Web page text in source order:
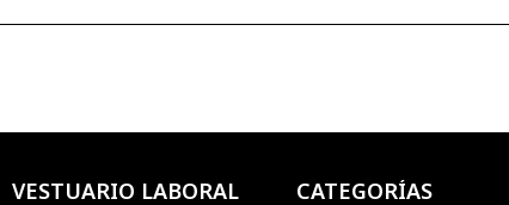
VESTUARIO LABORAL CATEGORÍAS